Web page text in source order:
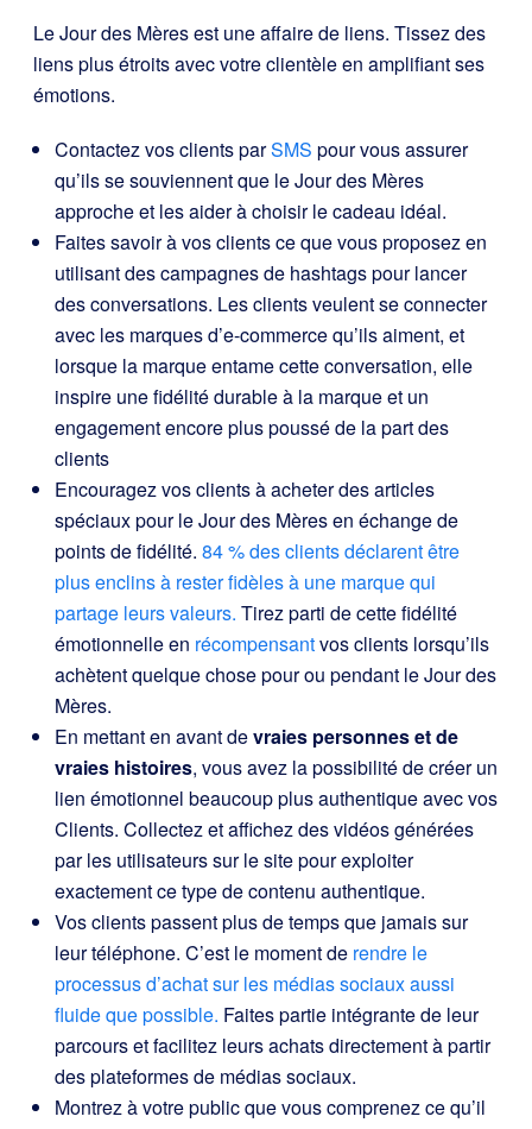
Le Jour des Mères est une affaire de liens. Tissez des
liens plus étroits avec votre clientèle en amplifiant ses
émotions.
Contactez vos clients parSMS pour vous assurer
qu’ils se souviennent que le Jour des Mères
approche et les aider à choisir le cadeau idéal.
Faites savoir à vos clients ce que vous proposez en
utilisant des campagnes de hashtags pour lancer
des conversations. Les clients veulent se connecter
avec les marques d’e-commerce qu’ils aiment, et
lorsque la marque entame cette conversation, elle
inspire une fidélité durable à la marque et un
engagement encore plus poussé de la part des
clients
Encouragez vos clients à acheter des articles
spéciaux pour le Jour des Mères en échange de
points de fidélité. 84 % des clients déclarent être
plus enclins à rester fidèles à une marque qui
partage leurs valeurs. Tirez parti de cette fidélité
émotionnelle en récompensantvos clients lorsqu’ils
achètent quelque chose pour ou pendant le Jour des
Mères.
En mettant en avant devraies personnes et de
vraies histoires, vous avez la possibilité de créer un
lien émotionnel beaucoup plus authentique avec vos
Clients. Collectez et affichez des vidéos générées
par les utilisateurs sur le site pour exploiter
exactement ce type de contenu authentique.
Vos clients passent plus de temps que jamais sur
leur téléphone. C’est le moment de rendre le
processus d’achat sur les médias sociaux aussi
fluide que possible. Faites partie intégrante de leur
parcours et facilitez leurs achats directement à partir
des plateformes de médias sociaux.
Montrez à votre public que vous comprenez ce qu’il